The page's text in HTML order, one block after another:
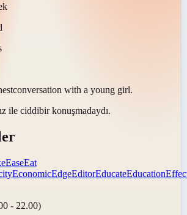
conversation with a young girl.
ile ciddibir konuşmadaydı.
EaseEat
EconomicEdgeEditorEducateEducation
- 22.00)